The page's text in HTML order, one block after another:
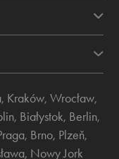
, Kraków, Wrocław,
, Białystok, Berlin,
, Brno, Plzeň,
, Nowy Jork